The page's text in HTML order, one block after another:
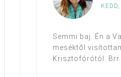
Semmi baj. Én a
meséktől
Krisztofórótól. Brr.